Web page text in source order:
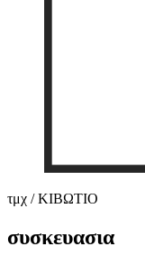
τμχ / ΚΙΒΩΤΙΟ
συσκευασια